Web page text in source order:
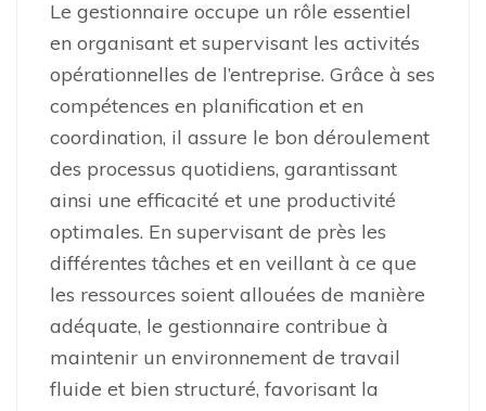
Le gestionnaire occupe un rôle essentiel
en organisant et supervisant les activités
opérationnelles de l’entreprise. Grâce à ses
compétences en planification et en
coordination, il assure le bon déroulement
des processus quotidiens, garantissant
ainsi une efficacité et une productivité
optimales. En supervisant de près les
différentes tâches et en veillant à ce que
les ressources soient allouées de manière
adéquate, le gestionnaire contribue à
maintenir un environnement de travail
fluide et bien structuré, favorisant la